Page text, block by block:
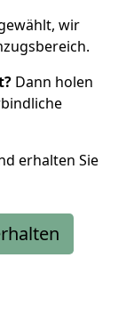
wir
Dann holen
erhalten Sie